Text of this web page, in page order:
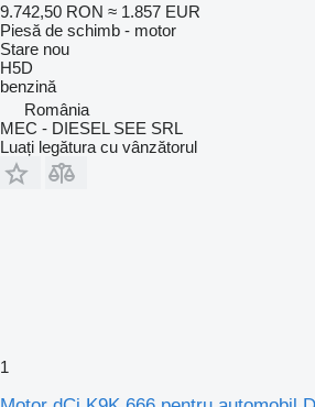
9.742,50 RON ≈ 1.857 EUR
Piesă de schimb - motor
Stare nou
H5D
benzină
România
MEC - DIESEL SEE SRL
Luați legătura cu vânzătorul
1